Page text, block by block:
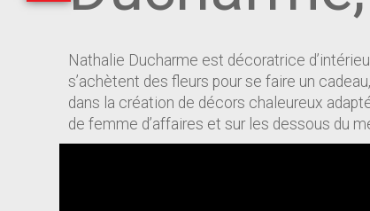
Nathalie Ducharme est décoratrice
s’achètent des fleurs pour se faire un
dans la création de décors chaleureux
de femme d’affaires et sur les dessous du